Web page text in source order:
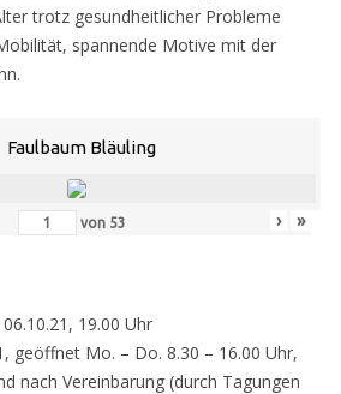
trotz gesundheitlicher Probleme
spannende Motive mit der
Faulbaum Bläuling
von 53 › »
19.00 Uhr
geöffnet Mo. – Do. 8.30 – 16.00 Uhr,
nach Vereinbarung (durch Tagungen